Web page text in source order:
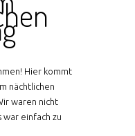
Hier kommt
nächtlichen
waren nicht
war einfach zu